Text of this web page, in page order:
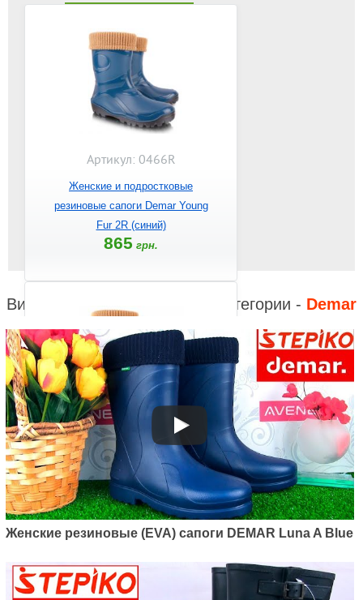
Артикул: 0466R
Женские и подростковые
резиновые сапоги Demar Young
Fur 2R (синий)
865 грн.
Артикул: 0466BR
Женские и подростковые
резиновые сапоги Demar Young
Fur 2R (зелёный)
865грн.
Видео к другим товарам из категории - Demar
Женские резиновые (EVA) сапоги DEMAR Luna A Blue